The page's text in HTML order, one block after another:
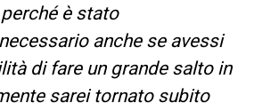
è stato
anche se avessi
di fare un grande salto in
sarei tornato subito